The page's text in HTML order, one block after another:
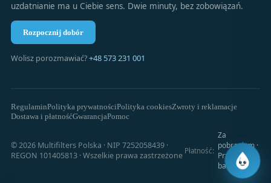
uzdatnianie ma u Ciebie sens. Dwie minuty, bez zobowiązań.
Rozpocznij dobór
Wolisz porozmawiać?+48 573 231 001
RegulaminPolityka prywatnościPolityka cookiesZwroty i reklamacje
Dostawa i płatnośćGwarancjaPomoc
© 2026 Multifilters Polska · NIP 7252058439 ·
REGON 101405813 · Wszelkie prawa zastrzeżone Płatność:
Za
pobraniem ·
Przelew
bankowy